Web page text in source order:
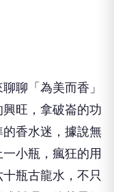
聊「為美而香」
旺，拿破崙的功
香水迷，據說無
小瓶，瘋狂的用
瓶古龍水，不只